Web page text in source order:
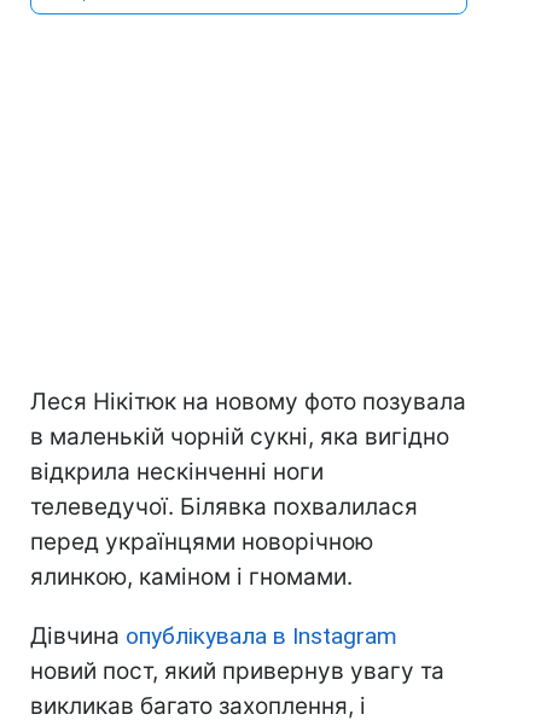
Леся Нікітюк на новому фото позувала
в маленькій чорній сукні, яка вигідно
відкрила нескінченні ноги
телеведучої. Білявка похвалилася
перед українцями новорічною
ялинкою, каміном і гномами.
Дівчина опублікувала в Instagram
новий пост, який привернув увагу та
викликав багато захоплення, і